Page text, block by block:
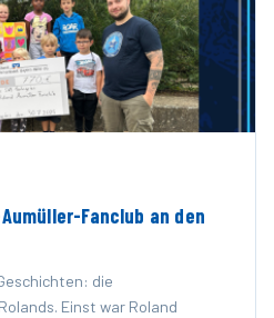
Fanclub an den
die
Einst war Roland